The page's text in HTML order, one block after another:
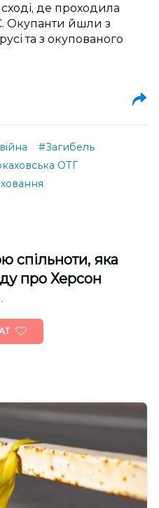
де проходила
Окупанти йшли з
та з окупованого
#Загибель
ОТГ
спільноти, яка
про Херсон